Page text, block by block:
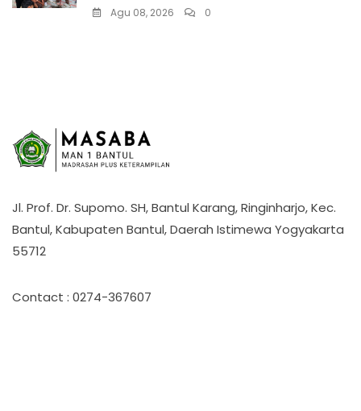
Agu 08, 2026 0
Jl. Prof. Dr. Supomo. SH, Bantul Karang, Ringinharjo, Kec.
Bantul, Kabupaten Bantul, Daerah Istimewa Yogyakarta
55712
Contact : 0274-367607